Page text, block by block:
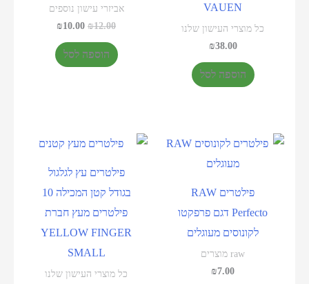
VAUEN
כל מוצרי העישון שלנו
₪38.00
הוספה לסל
אביזרי עישון נוספים
₪12.00
₪10.00
הוספה לסל
פילטרים RAW
Perfecto דגם פרפקטו
לקונוסים מעוגלים
raw מוצרים
₪7.00
פילטרים עץ לגלגול
בגודל קטן המכילה 10
פילטרים מעץ חברת
YELLOW FINGER
SMALL
כל מוצרי העישון שלנו